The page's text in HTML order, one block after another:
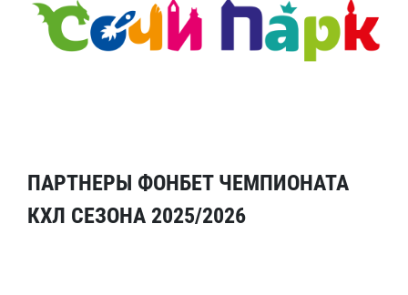
ПАРТНЕРЫ ФОНБЕТ ЧЕМПИОНАТА
КХЛ СЕЗОНА 2025/2026